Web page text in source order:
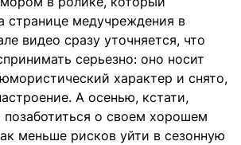
странице медучреждения в
видео сразу уточняется, что
серьезно: оно носит
характер и снято,
А осенью, кстати,
о своем хорошем
меньше рисков уйти в сезонную